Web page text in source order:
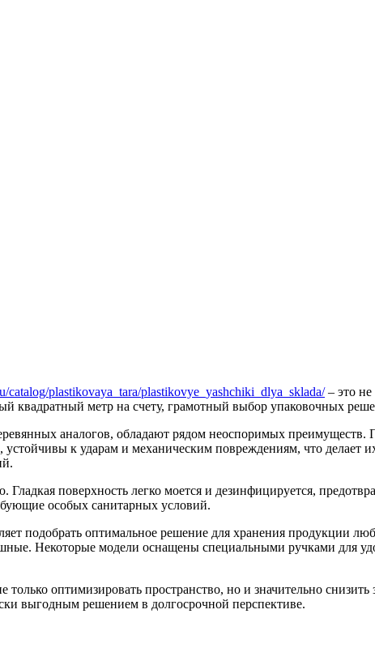
catalog/plastikovaya_tara/plastikovye_yashchiki_dlya_sklada/– это не
квадратный метр на счету, грамотный выбор упаковочных
аналогов, обладают рядом неоспоримых преимуществ.
устойчивы к ударам и механическим повреждениям, что делает
поверхность легко моется и дезинфицируется,
особых санитарных условий.
подобрать оптимальное решение для хранения продукции
Некоторые модели оснащены специальными ручками для
только оптимизировать пространство, но и значительно
выгодным решением в долгосрочной перспективе.